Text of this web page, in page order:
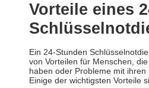
Vorteile eines
Ein 24-Stunden
von Vorteilen für Menschen,
haben oder Probleme mit ihren
Einige der wichtigsten Vorteile